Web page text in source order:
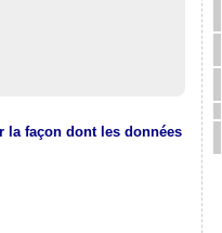
la façon dont les données